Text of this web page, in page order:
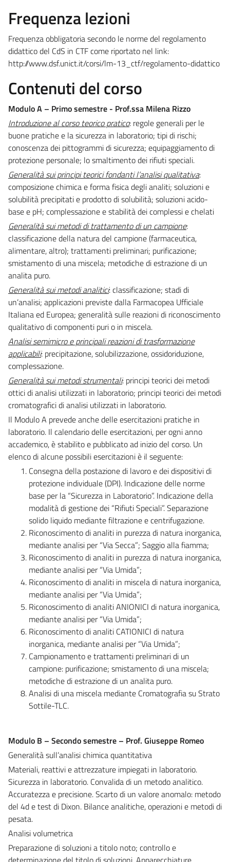
Frequenza lezioni
Frequenza obbligatoria secondo le norme del regolamento
didattico del CdS in CTF come riportato nel link:
http://www.dsf.unict.it/corsi/lm-13_ctf/regolamento-didattico
Contenuti del corso
Modulo A – Primo semestre - Prof.ssa Milena Rizzo
Introduzione al corso teorico pratico: regole generali per le
buone pratiche e la sicurezza in laboratorio; tipi di rischi;
conoscenza dei pittogrammi di sicurezza; equipaggiamento di
protezione personale; lo smaltimento dei rifiuti speciali.
Generalità sui principi teorici fondanti l’analisi qualitativa:
composizione chimica e forma fisica degli analiti; soluzioni e
solubilità precipitati e prodotto di solubilità; soluzioni acido-
base e pH; complessazione e stabilità dei complessi e chelati
Generalità sui metodi di trattamento di un campione:
classificazione della natura del campione (farmaceutica,
alimentare, altro); trattamenti preliminari; purificazione;
smistamento di una miscela; metodiche di estrazione di un
analita puro.
Generalità sui metodi analitici: classificazione; stadi di
un’analisi; applicazioni previste dalla Farmacopea Ufficiale
Italiana ed Europea; generalità sulle reazioni di riconoscimento
qualitativo di componenti puri o in miscela.
Analisi semimicro e principali reazioni di trasformazione
applicabili: precipitazione, solubilizzazione, ossidoriduzione,
complessazione.
Generalità sui metodi strumentali: principi teorici dei metodi
ottici di analisi utilizzati in laboratorio; principi teorici dei metodi
cromatografici di analisi utilizzati in laboratorio.
Il Modulo A prevede anche delle esercitazioni pratiche in
laboratorio. Il calendario delle esercitazioni, per ogni anno
accademico, è stabilito e pubblicato ad inizio del corso. Un
elenco di alcune possibili esercitazioni è il seguente:
Consegna della postazione di lavoro e dei dispositivi di
protezione individuale (DPI). Indicazione delle norme
base per la “Sicurezza in Laboratorio”. Indicazione della
modalità di gestione dei “Rifiuti Speciali”. Separazione
solido liquido mediante filtrazione e centrifugazione.
Riconoscimento di analiti in purezza di natura inorganica,
mediante analisi per “Via Secca”; Saggio alla fiamma;
Riconoscimento di analiti in purezza di natura inorganica,
mediante analisi per “Via Umida”;
Riconoscimento di analiti in miscela di natura inorganica,
mediante analisi per “Via Umida”;
Riconoscimento di analiti ANIONICI di natura inorganica,
mediante analisi per “Via Umida”;
Riconoscimento di analiti CATIONICI di natura
inorganica, mediante analisi per “Via Umida”;
Campionamento e trattamenti preliminari di un
campione: purificazione; smistamento di una miscela;
metodiche di estrazione di un analita puro.
Analisi di una miscela mediante Cromatografia su Strato
Sottile-TLC.
Modulo B – Secondo semestre – Prof. Giuseppe Romeo
Generalità sull’analisi chimica quantitativa
Materiali, reattivi e attrezzature impiegati in laboratorio.
Sicurezza in laboratorio. Convalida di un metodo analitico.
Accuratezza e precisione. Scarto di un valore anomalo: metodo
del 4d e test di Dixon. Bilance analitiche, operazioni e metodi di
pesata.
Analisi volumetrica
Preparazione di soluzioni a titolo noto; controllo e